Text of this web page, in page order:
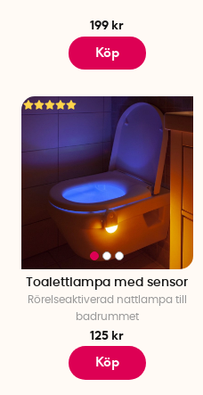
199 kr
Köp
Toalettlampa med sensor
Rörelseaktiverad nattlampa till
badrummet
125 kr
Köp